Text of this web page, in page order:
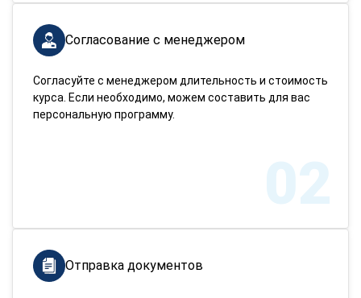
Согласование с менеджером
Согласуйте с менеджером длительность и стоимость
курса. Если необходимо, можем составить для вас
персональную программу.
02
Отправка документов